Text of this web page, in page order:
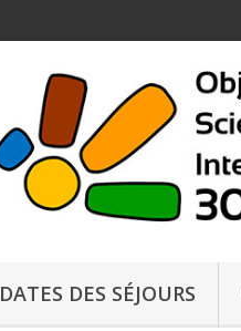
DATES DES SÉJOURS